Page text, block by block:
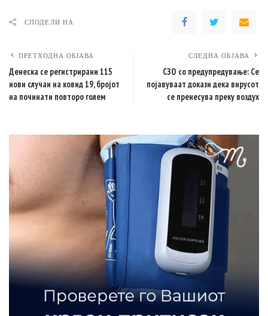
СПОДЕЛИ НА
ПРЕТХОДНА ОБЈАВА
Денеска се регистрирани 115
нови случаи на ковид 19, бројот
на починати повторо голем
СЛЕДНА ОБЈАВА
СЗО со предупредување: Се
појавуваат докази дека вирусот
се пренесува преку воздух